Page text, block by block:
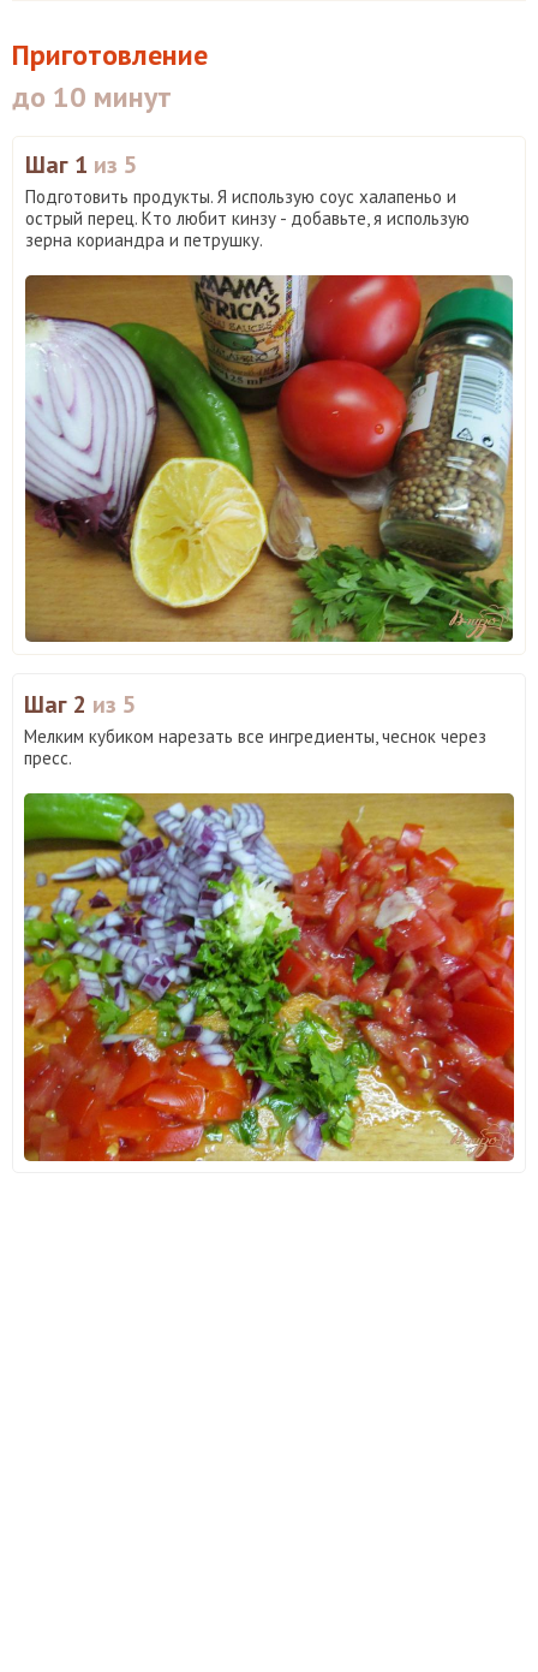
Приготовление
до 10 минут
Шаг 1 из 5
Подготовить продукты. Я использую соус халапеньо и
острый перец. Кто любит кинзу - добавьте, я использую
зерна кориандра и петрушку.
Шаг 2 из 5
Мелким кубиком нарезать все ингредиенты, чеснок через
пресс.